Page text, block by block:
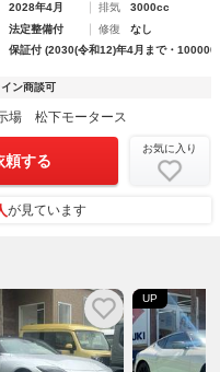
2028年4月 排気
3000cc
法定整備付 修復
なし
保証付 (2030(令和12)年4月まで・
ン商談可
場 松下モータース
頼する
お気に入り
が見ています
UP